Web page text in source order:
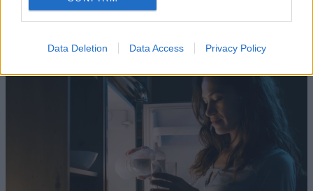
Data Deletion Data Access Privacy Policy